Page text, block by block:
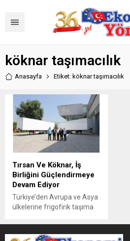
köknar taşımacılık
Anasayfa Etiket: köknar taşımacılık
Tırsan Ve Köknar, İş
Birliğini Güçlendirmeye
Devam Ediyor
Türkiye’den Avrupa ve Asya
ülkelerine frigofirik taşıma
Uluslararası Taşımacılık,
tercihini yine Tırsan’dan